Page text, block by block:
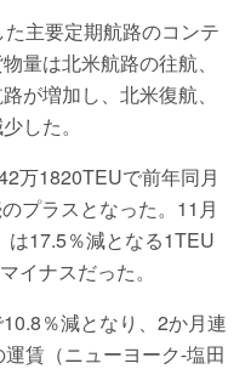
主要定期航路のコンテ
量は北米航路の往航、
が増加し、北米復航、
した。
万1820TEUで前年同月
プラスとなった。11月
は17.5％減となる1TEU
イナスだった。
％減となり、2か月連
賃（ニューヨーク-塩田